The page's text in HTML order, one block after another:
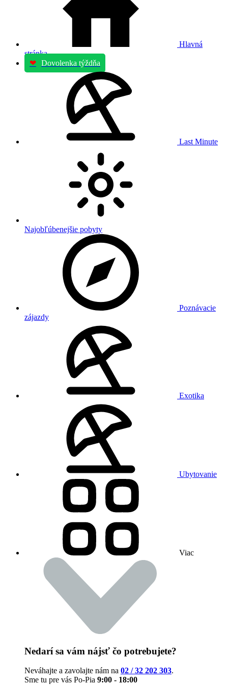
Hlavná
stránka
❤ Dovolenka týždňa
Last Minute
Najobľúbenejšie pobyty
Poznávacie
zájazdy
Exotika
Ubytovanie
Viac
Nedarí sa vám nájsť čo potrebujete?
Neváhajte a zavolajte nám na 02 / 32 202 303.
Sme tu pre vás Po-Pia 9:00 - 18:00